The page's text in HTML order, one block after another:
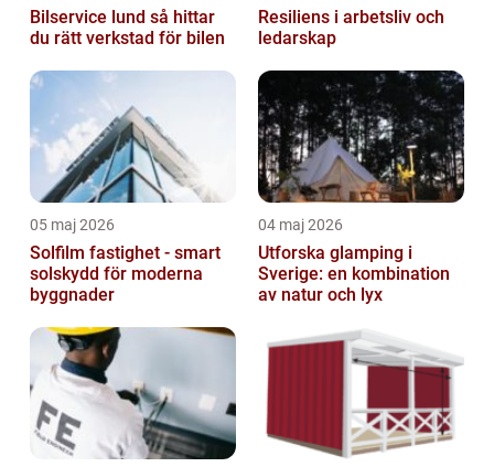
Bilservice lund så hittar
du rätt verkstad för bilen
Resiliens i arbetsliv och
ledarskap
05 maj 2026
Solfilm fastighet - smart
solskydd för moderna
byggnader
04 maj 2026
Utforska glamping i
Sverige: en kombination
av natur och lyx